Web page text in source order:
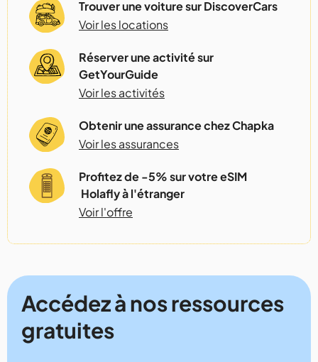
Trouver une voiture sur DiscoverCars
Voir les locations
Réserver une activité sur
GetYourGuide
Voir les activités
Obtenir une assurance chez Chapka
Voir les assurances
Profitez de -5% sur votre eSIM
Holafly à l'étranger
Voir l'offre
Accédez à nos ressources
gratuites